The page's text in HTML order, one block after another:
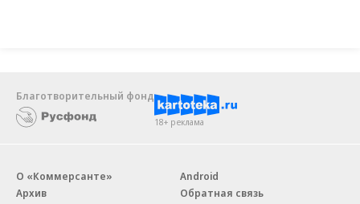
Благотворительный фонд
18+ реклама
О «Коммерсанте»
Архив
Android
Обратная связь